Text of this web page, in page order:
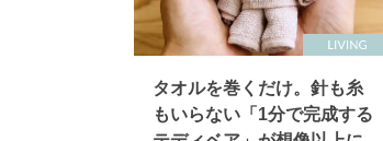
タオルを巻くだけ。針も糸
もいらない「1分で完成する